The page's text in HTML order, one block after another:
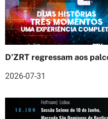
ã
o
d
D’ZRT regressam aos
2026-07-31